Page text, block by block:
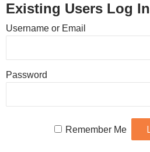
Existing Users Log In
Username or Email
Password
Remember Me